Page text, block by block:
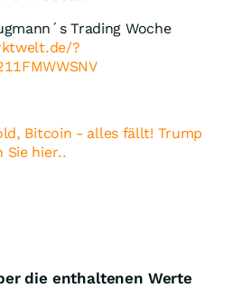
Trading Woche
?
Bitcoin - alles fällt! Trump
Sie hier..
die enthaltenen Werte